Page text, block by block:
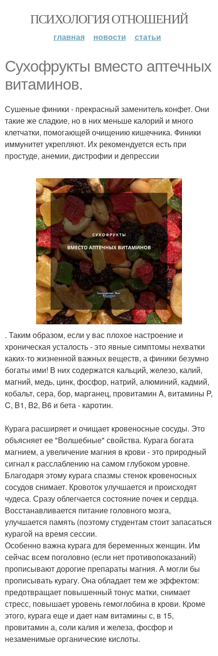
ПСИХОЛОГИЯ ОТНОШЕНИЙ
главная новости статьи
Сухофрукты вместо аптечных
витаминов.
Сушеные финики - прекрасный заменитель конфет. Они
такие же сладкие, но в них меньше калорий и много
клетчатки, помогающей очищению кишечника. Финики
иммунитет укрепляют. Их рекомендуется есть при
простуде, анемии, дистрофии и депрессии
. Таким образом, если у вас плохое настроение и
хроническая усталость - это явные симптомы нехватки
каких-то жизненной важных веществ, а финики безумно
богаты ими! В них содержатся кальций, железо, калий,
магний, медь, цинк, фосфор, натрий, алюминий, кадмий,
кобальт, сера, бор, марганец, провитамин A, витамины P,
C, B1, B2, B6 и бета - каротин.
Курага расширяет и очищает кровеносные сосуды. Это
объясняет ее "Волшебные" свойства. Курага богата
магнием, а увеличение магния в крови - это природный
сигнал к расслаблению на самом глубоком уровне.
Благодаря этому курага спазмы стенок кровеносных
сосудов снимает. Кровоток улучшается и происходят
чудеса. Сразу облегчается состояние почек и сердца.
Восстанавливается питание головного мозга,
улучшается память (поэтому студентам стоит запасаться
курагой на время сессии.
Особенно важна курага для беременных женщин. Им
сейчас всем поголовно (если нет противопоказаний)
прописывают дорогие препараты магния. А могли бы
прописывать курагу. Она обладает тем же эффектом:
предотвращает повышенный тонус матки, снимает
стресс, повышает уровень гемоглобина в крови. Кроме
этого, курага еще и дает нам витамины с, в 15,
провитамин а, соли калия и железа, фосфор и
незаменимые органические кислоты.